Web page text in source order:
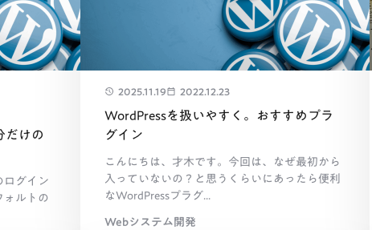
だけの
ログイン
ォルトの
2025.11.19 2022.12.23
WordPressを扱いやすく。おすすめプラ
グイン
こんにちは、才木です。今回は、なぜ最初から
入っていないの？と思うくらいにあったら便利
なWordPressプラグ...
Webシステム開発